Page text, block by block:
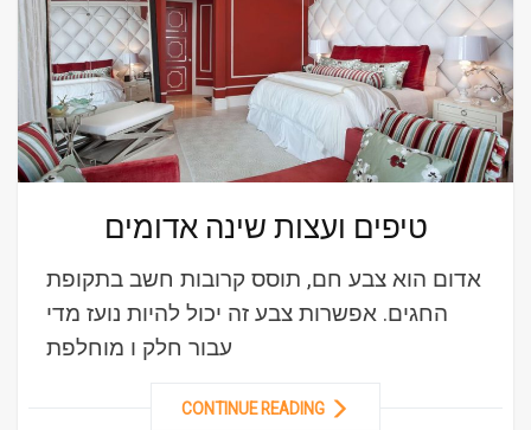
טיפים ועצות שינה אדומים
אדום הוא צבע חם, תוסס קרובות חשב בתקופת
החגים. אפשרות צבע זה יכול להיות נועז מדי
עבור חלק ו מוחלפת
CONTINUE READING